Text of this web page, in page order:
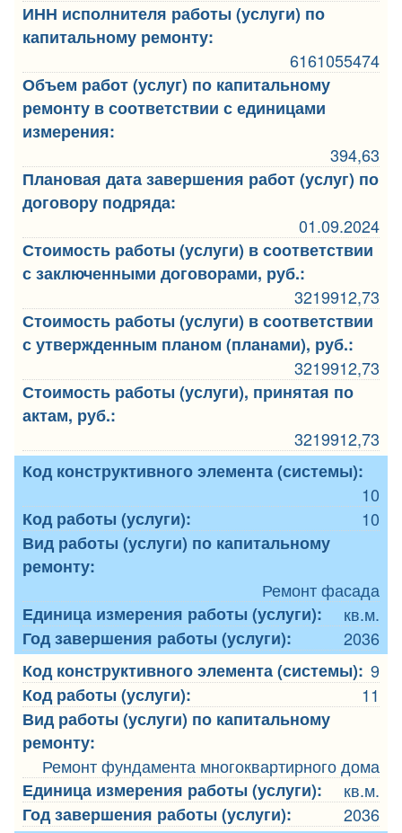
ИНН исполнителя работы (услуги) по
капитальному ремонту:
6161055474
Объем работ (услуг) по капитальному
ремонту в соответствии с единицами
измерения:
394,63
Плановая дата завершения работ (услуг) по
договору подряда:
01.09.2024
Стоимость работы (услуги) в соответствии
с заключенными договорами, руб.:
3219912,73
Стоимость работы (услуги) в соответствии
с утвержденным планом (планами), руб.:
3219912,73
Стоимость работы (услуги), принятая по
актам, руб.:
3219912,73
Код конструктивного элемента (системы):
10
Код работы (услуги):
10
Вид работы (услуги) по капитальному
ремонту:
Ремонт фасада
Единица измерения работы (услуги):
кв.м.
Год завершения работы (услуги):
2036
Код конструктивного элемента (системы): 9
Код работы (услуги):
11
Вид работы (услуги) по капитальному
ремонту:
Ремонт фундамента многоквартирного дома
Единица измерения работы (услуги):
кв.м.
Год завершения работы (услуги):
2036